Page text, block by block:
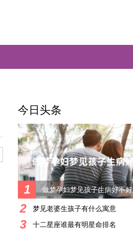
今日头条
1 做梦孕妇梦见孩子生病好不好
2 梦见老婆生孩子有什么寓意
3 十二星座谁最有明星命排名